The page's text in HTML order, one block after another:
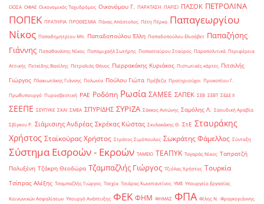
ΟΟΣΑ ΟΦΑΕ Οικονομικός Ταχυδρόμος Οικονόμου Γ. ΠΑΡΑΤΑΣΗ ΠΑΡΙΣΙ ΠΑΣΟΚ ΠΕΤΡΟΛΙΝΑ
ΠΟΠΕΚ ΠΡΑΤΗΡΙΑ ΠΡΟΘΕΣΜΙΑ Πάνας Απόστολος Πέτη Πέρκα Παπαγεωργίου
Νίκος Παπαδημητρίου Μπ. Παπαδοπούλου Έλλη Παπαδοπούλου Ελισάβετ Παπαζήσης
Γιάννης Παπαθανάσης Νίκος Παπαμιχαήλ Σωτήρης Παπασταύρου Σταύρος Παραπολιτικά Περιφέρεια
Αττικής Πετκίδης Βασίλης Πετραλιάς Θάνος Πιερρακάκης Κυριάκος Πιστωτικές κάρτες Πιτσιλής
Γιώργος Πλακιωτάκης Γιάννης Πολωνία Πούλου Γιώτα Πρέβεζα Πρατηριούχοι Προκοπίου Γ.
Πρωθυπουργό Πυροσβεστική ΡΑΕ Ροδόπη Ρωσία ΣΑΜΕΕ ΣΑΠΕΚ ΣΕΒ ΣΕΒΤ ΣΕΔΕ ΙΙ
ΣΕΕΠΕ ΣΕΥΠΥΚΕ ΣΚΑΙ ΣΜΕΑ ΣΠΥΡΙΔΗΣ ΣΥΡΙΖΑ Σάκκος Αντώνης Σαμόλης Λ. Σαουδική Αραβία
Σβίγκου Ρ. Σιάμισιης Ανδρέας Σκρέκας Κώστας Σκυλακάκης Θ. ΣτΕ Σταυράκης
Χρήστος Σταϊκούρας Χρήστος Στράτος Σιμόπουλος Σωκράτης Φάμελλος Σύνταξη
Σύστημα Εισροών - Εκροών ΤΑΜΕΙΟ ΤΕΑΠΥΚ Ταγαράς Νίκος Ταπρατζή
Πολυξένη Τζάκρη Θεοδώρα Τζαμπαζλής Γιώργος Τζιόλας Χρήστος Τουρκία
Τσίπρας Αλέξης Τσαμπαζλής Γιώργος Τσεχία Τσιάρας Κωνσταντίνος ΥΜΕ Υπουργείο Εργασίας
Κοινωνικών Ασφαλίσεων Υπουργό Ανάπτυξης ΦΕΚ ΦΗΜ ΦΗΜΑΣ ΦΠΑ Φίλης Ν. Φραγκογιάννης